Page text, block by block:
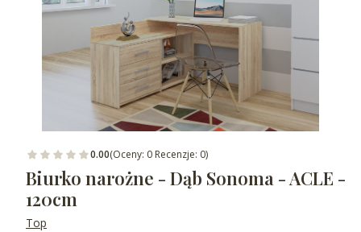
0.00(Oceny: 0 Recenzje: 0)
Biurko narożne - Dąb Sonoma - ACLE -
120cm
Top